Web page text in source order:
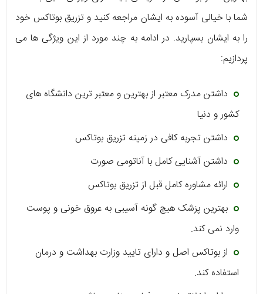
شما با خیالی آسوده به ایشان مراجعه کنید و تزریق بوتاکس خود
را به ایشان بسپارید. در ادامه به چند مورد از این ویژگی ها می
پردازیم:
داشتن مدرک معتبر از بهترین و معتبر ترین دانشگاه های
کشور و دنیا
داشتن تجربه کافی در زمینه تزریق بوتاکس
داشتن آشنایی کامل با آناتومی صورت
ارائه مشاوره کامل قبل از تزریق بوتاکس
بهترین پزشک هیچ گونه آسیبی به عروق خونی و پوست
وارد نمی کند.
از بوتاکس اصل و دارای تایید وزارت بهداشت و درمان
استفاده کند.